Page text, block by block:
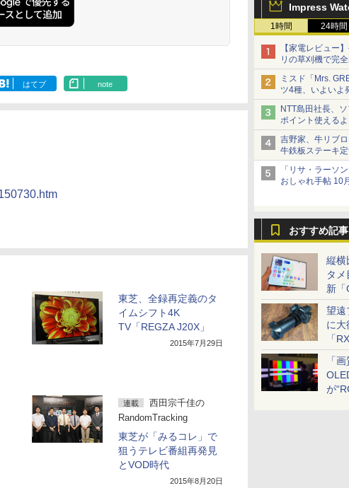
Impress
1時間 24時間
【家電レビュー
リの草刈機で完
ミスド「Mrs.
ツ4種、いよいよ
NTT島田社長、
ポイント使えるよ
吉野家、牛リブ
牛鉄板ステーキ
「リサ・ラーソ
おしゃれ手帖 10
おすすめ記事
縦横
タ
新「
望遠
に大
「
「
が
はてブ note
東芝、全録再定義のタ
イムシフト4K
TV「REGZA J20X」
2015年7月29日
連載
西田宗千佳の
RandomTracking
東芝が「みるコレ」で
狙うテレビ番組再発見
とVOD時代
2015年8月20日